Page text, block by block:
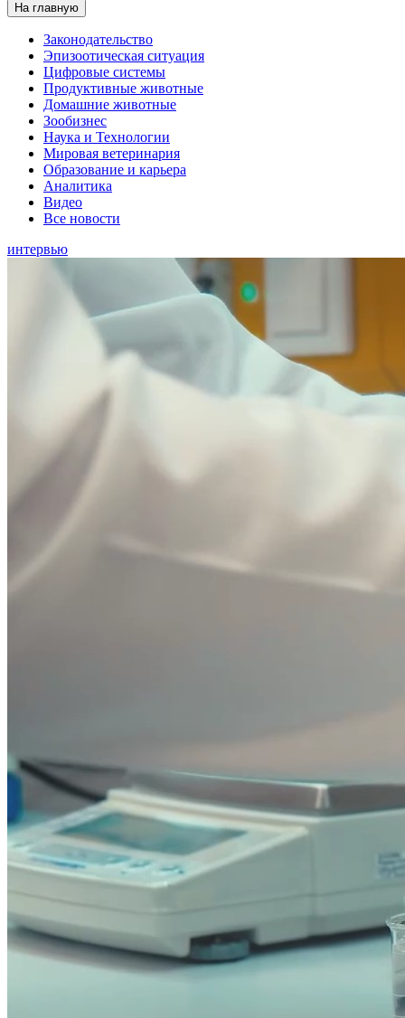
На главную
Законодательство
Эпизоотическая ситуация
Цифровые системы
Продуктивные животные
Домашние животные
Зообизнес
Наука и Технологии
Мировая ветеринария
Образование и карьера
Аналитика
Видео
Все новости
интервью